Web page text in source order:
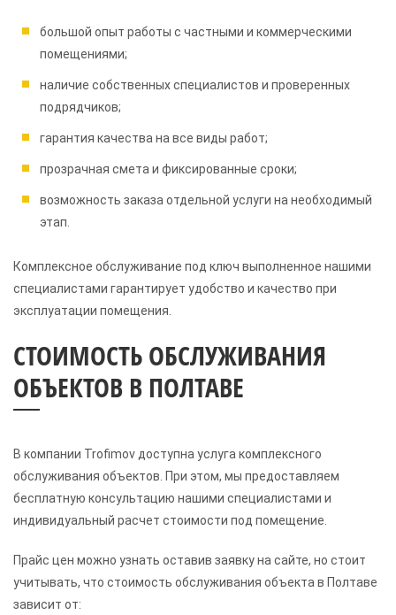
большой опыт работы с частными и коммерческими
помещениями;
наличие собственных специалистов и проверенных
подрядчиков;
гарантия качества на все виды работ;
прозрачная смета и фиксированные сроки;
возможность заказа отдельной услуги на необходимый
этап.
Комплексное обслуживание под ключ выполненное нашими
специалистами гарантирует удобство и качество при
эксплуатации помещения.
СТОИМОСТЬ ОБСЛУЖИВАНИЯ
ОБЪЕКТОВ В ПОЛТАВЕ
В компании Trofimov доступна услуга комплексного
обслуживания объектов. При этом, мы предоставляем
бесплатную консультацию нашими специалистами и
индивидуальный расчет стоимости под помещение.
Прайс цен можно узнать оставив заявку на сайте, но стоит
учитывать, что стоимость обслуживания объекта в Полтаве
зависит от: